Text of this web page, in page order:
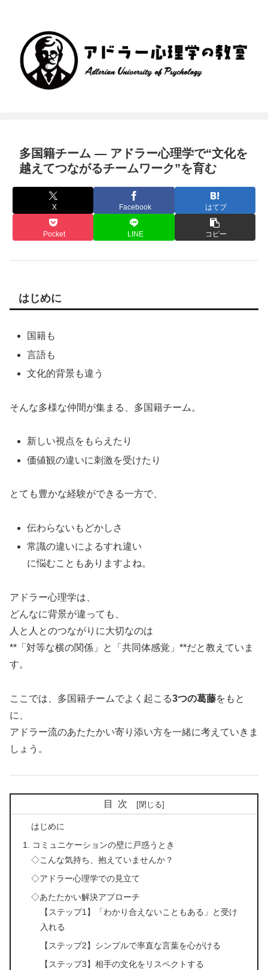
多国籍チーム ― アドラー心理学で“文化を
越えてつながるチームワーク”を育む
X Facebook はてブ
Pocket LINE コピー
はじめに
国籍も
言語も
文化的背景も違う
そんな多様な仲間が集まる、多国籍チーム。
新しい視点をもらえたり
価値観の違いに刺激を受けたり
とても豊かな経験ができる一方で、
伝わらないもどかしさ
常識の違いによるすれ違い
に悩むこともありますよね。
アドラー心理学は、
どんなに背景が違っても、
人と人とのつながりに大切なのは
**「対等な横の関係」と「共同体感覚」**だと教えていま
す。
ここでは、多国籍チームでよく起こる3つの葛藤をもと
に、
アドラー流のあたたかい寄り添い方を一緒に考えていきま
しょう。
目次
はじめに
1. コミュニケーションの壁に戸惑うとき
◇こんな気持ち、抱えていませんか？
◇アドラー心理学での見立て
◇あたたかい解決アプローチ
【ステップ1】「わかり合えないこともある」と受け
入れる
【ステップ2】シンプルで率直な言葉を心がける
【ステップ3】相手の文化をリスペクトする